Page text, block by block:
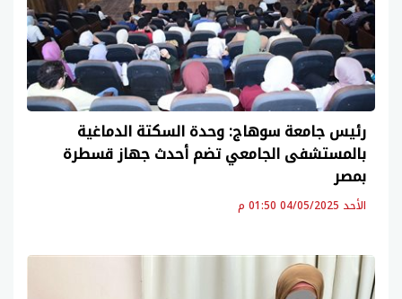
رئيس جامعة سوهاج: وحدة السكتة الدماغية
بالمستشفى الجامعي تضم أحدث جهاز قسطرة
بمصر
الأحد 04/05/2025 01:50 م